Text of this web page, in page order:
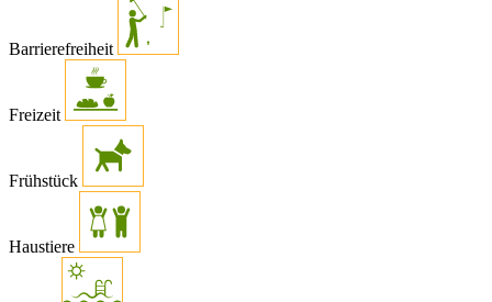
Barrierefreiheit
Freizeit
Frühstück
Haustiere